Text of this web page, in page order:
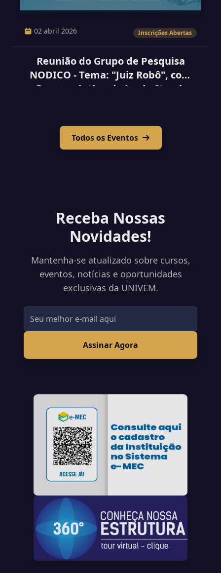
02 abril 2026 Inscrições Abertas
Reunião do Grupo de Pesquisa
NODICO - Tema: "Juiz Robô", com
Base no Artigo do Lenio Streck
Todos os Eventos
Receba Nossas
Novidades!
Mantenha-se atualizado sobre cursos,
eventos, notícias e oportunidades
exclusivas da UNIVEM.
Assinar Agora